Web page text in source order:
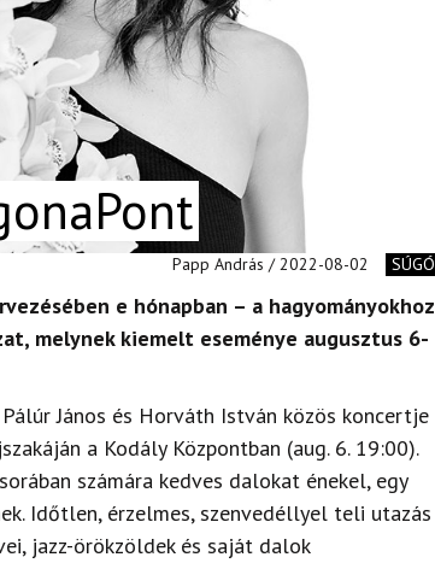
Papp András / 2022-08-02 SÚGÓ
e hónapban – a hagyományokhoz
melynek kiemelt eseménye augusztus 6-
Pálúr János és Horváth István közös koncertje
a Kodály Központban (aug. 6. 19:00).
számára kedves dalokat énekel, egy
Időtlen, érzelmes, szenvedéllyel teli utazás
jazz-örökzöldek és saját dalok